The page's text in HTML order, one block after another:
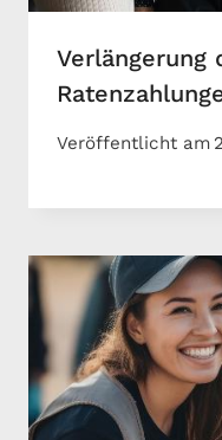
Verlängerung
Veröffentlicht am